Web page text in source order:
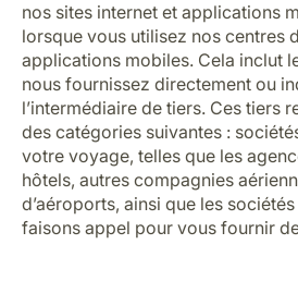
nos sites internet et applications
lorsque vous utilisez nos centres
applications mobiles. Cela inclut
nous fournissez directement ou
l’intermédiaire de tiers. Ces tiers
des catégories suivantes :
votre voyage, telles que les
hôtels, autres compagnies
d’aéroports, ainsi que les
faisons appel pour vous fournir